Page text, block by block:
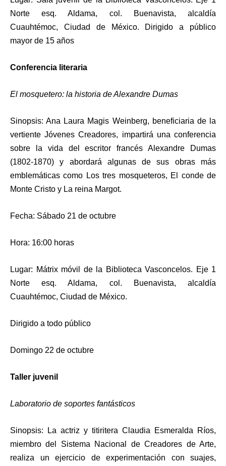
Norte esq. Aldama, col. Buenavista, alcaldía
Cuauhtémoc, Ciudad de México. Dirigido a público
mayor de 15 años
Conferencia literaria
El mosquetero: la historia de Alexandre Dumas
Sinopsis: Ana Laura Magis Weinberg, beneficiaria de la
vertiente Jóvenes Creadores, impartirá una conferencia
sobre la vida del escritor francés Alexandre Dumas
(1802-1870) y abordará algunas de sus obras más
emblemáticas como Los tres mosqueteros, El conde de
Monte Cristo y La reina Margot.
Fecha: Sábado 21 de octubre
Hora: 16:00 horas
Lugar: Mátrix móvil de la Biblioteca Vasconcelos. Eje 1
Norte esq. Aldama, col. Buenavista, alcaldía
Cuauhtémoc, Ciudad de México.
Dirigido a todo público
Domingo 22 de octubre
Taller juvenil
Laboratorio de soportes fantásticos
Sinopsis: La actriz y titiritera Claudia Esmeralda Ríos,
miembro del Sistema Nacional de Creadores de Arte,
realiza un ejercicio de experimentación con suajes,